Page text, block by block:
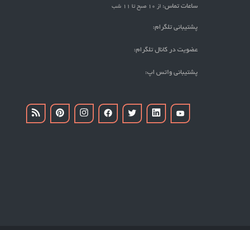
ساعات تماس: از 10 صبح تا 11 شب
پشتیبانی تلگرام:
عضویت در کانال تلگرام:
پشتیبانی واتس اپ: